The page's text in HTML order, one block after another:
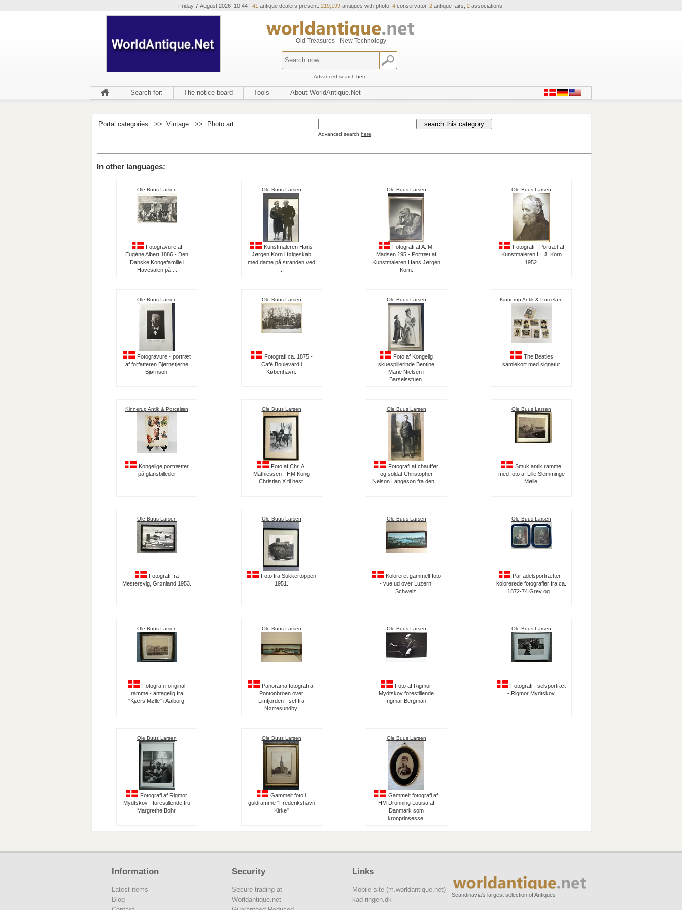
Friday 7 August 2026 10:44 | 41 antique dealers present: 219,199 antiques with photo. 4 conservator, 2 antique fairs, 2 associations.
Old Treasures - New Technology
Advanced search here
Search for: The notice board Tools About WorldAntique.Net
Portal categories >> Vintage >> Photo art
Advanced search here
In other languages:
Ole Buus Larsen
Fotogravure af
Eugéne Albert 1886 - Den
Danske Kongefamilie i
Havesalen på ...
Ole Buus Larsen
Kunstmaleren Hans
Jørgen Korn i følgeskab
med dame på stranden ved
Ole Buus Larsen
Fotografi af A. M.
Madsen 195 - Portræt af
Kunstmaleren Hans Jørgen
Korn.
Ole Buus Larsen
Fotografi - Portræt af
Kunstmaleren H. J. Korn
1952.
Ole Buus Larsen
Fotogravure - portræt
af forfatteren Bjørnstjerne
Bjørnson.
Ole Buus Larsen
Fotografi ca. 1875 -
Café Boulevard i
København.
Ole Buus Larsen
Foto af Kongelig
skuespillerinde Bentine
Marie Nielsen i
Barselsstuen.
Kinnerup Antik & Porcelæn
The Beatles
samlekort med signatur
Kinnerup Antik & Porcelæn
Kongelige portrætter
på glansbilleder
Ole Buus Larsen
Foto af Chr. A.
Mathiessen - HM Kong
Christian X til hest.
Ole Buus Larsen
Fotografi af chauffør
og soldat Christopher
Nelson Langeson fra den ...
Ole Buus Larsen
Smuk antik ramme
med foto af Lille Slemminge
Mølle.
Ole Buus Larsen
Fotografi fra
Mestersvig, Grønland 1953.
Ole Buus Larsen
Foto fra Sukkertoppen
1951.
Ole Buus Larsen
Koloreret gammelt foto
- vue ud over Luzern,
Schweiz.
Ole Buus Larsen
Par adelsportrætter -
kolorerede fotografier fra ca.
1872-74 Grev og ...
Ole Buus Larsen
Fotografi i original
ramme - antagelig fra
"Kjærs Mølle" i Aalborg.
Ole Buus Larsen
Panorama fotografi af
Pontonbroen over
Limfjorden - set fra
Nørresundby.
Ole Buus Larsen
Foto af Rigmor
Mydtskov forestillende
Ingmar Bergman.
Ole Buus Larsen
Fotografi - selvportræt
- Rigmor Mydtskov.
Ole Buus Larsen
Fotografi af Rigmor
Mydtskov - forestillende fru
Margrethe Bohr.
Ole Buus Larsen
Gammelt foto i
guldramme "Frederikshavn
Kirke"
Ole Buus Larsen
Gammelt fotografi af
HM Dronning Louisa af
Danmark som
kronprinsesse.
Information
Latest items
Blog
Security
Secure trading at
Worldantique.net
Links
Mobile site (m.worldantique.net)
kad-ringen.dk
Scandinavia's largest selection of Antiques